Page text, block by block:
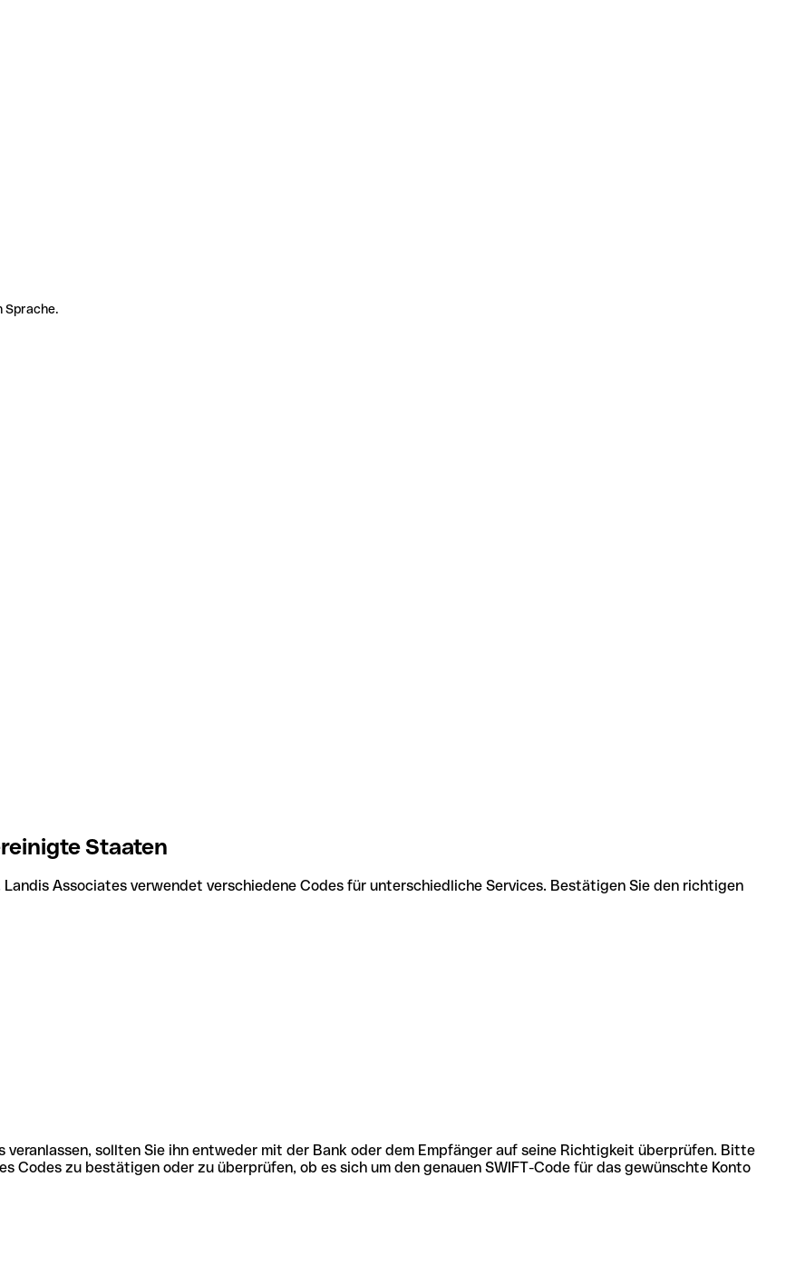
Sprache.
Staaten
Landis Associates verwendet verschiedene Codes für unterschiedliche Services. Bestätigen Sie den richtigen
veranlassen, sollten Sie ihn entweder mit der Bank oder dem Empfänger auf seine Richtigkeit überprüfen. Bitte
Codes zu bestätigen oder zu überprüfen, ob es sich um den genauen SWIFT-Code für das gewünschte Konto